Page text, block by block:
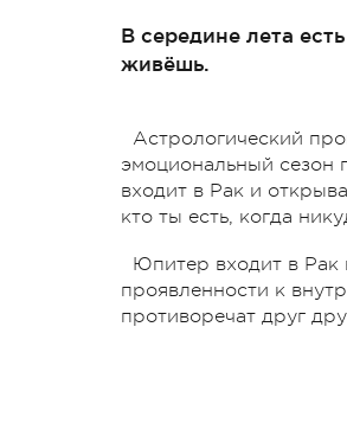
В середине лета
живёшь.
Астрологический
эмоциональный сезон
входит в Рак и
кто ты есть, когда
Юпитер входит в Рак
проявленности к
противоречат друг